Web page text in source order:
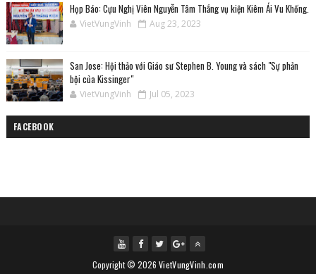
Họp Báo: Cựu Nghị Viên Nguyễn Tâm Thắng vụ kiện Kiêm Ái Vu Khống.
VietVungVinh Aug 23, 2023
San Jose: Hội thảo với Giáo sư Stephen B. Young và sách "Sự phản
bội của Kissinger"
VietVungVinh Jul 05, 2023
FACEBOOK
Copyright ©2026VietVungVinh.com